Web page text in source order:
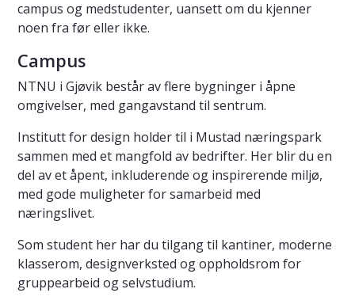
campus og medstudenter, uansett om du kjenner
noen fra før eller ikke.
Campus
NTNU i Gjøvik består av flere bygninger i åpne
omgivelser, med gangavstand til sentrum.
Institutt for design holder til i Mustad næringspark
sammen med et mangfold av bedrifter. Her blir du en
del av et åpent, inkluderende og inspirerende miljø,
med gode muligheter for samarbeid med
næringslivet.
Som student her har du tilgang til kantiner, moderne
klasserom, designverksted og oppholdsrom for
gruppearbeid og selvstudium.